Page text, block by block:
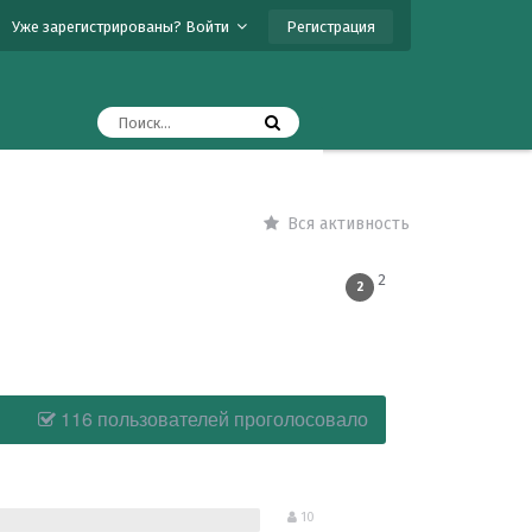
Уже зарегистрированы? Войти Регистрация
Вся активность
2
2
116 пользователей проголосовало
10